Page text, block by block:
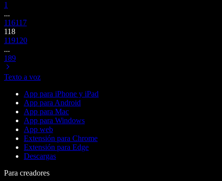
1
...
116117
118
119120
...
189
Texto a voz
App para iPhone y iPad
App para Android
App para Mac
App para Windows
App web
Extensión para Chrome
Extensión para Edge
Descargas
Para creadores